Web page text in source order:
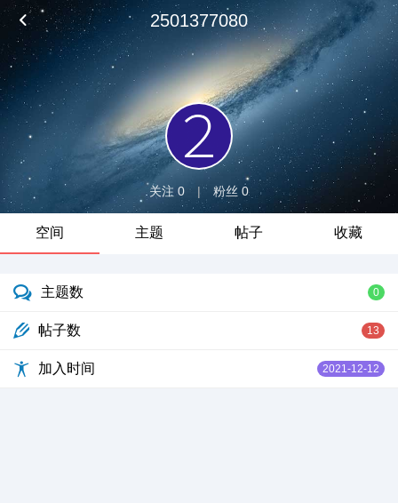
2501377080
关注 0 | 粉丝 0
空间 主题 帖子 收藏
主题数 0
帖子数 13
加入时间 2021-12-12